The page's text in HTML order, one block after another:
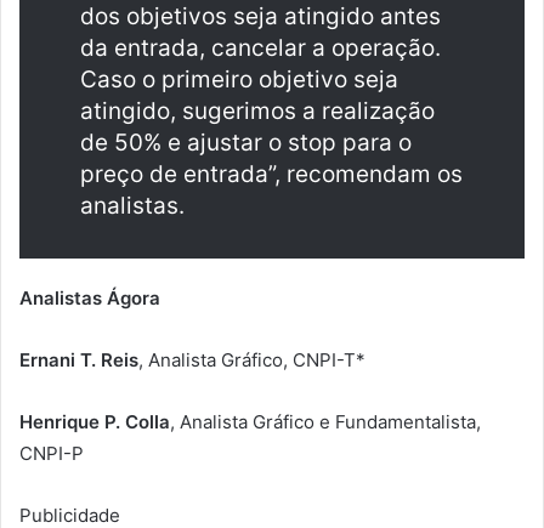
dos objetivos seja atingido antes
da entrada, cancelar a operação.
Caso o primeiro objetivo seja
atingido, sugerimos a realização
de 50% e ajustar o stop para o
preço de entrada”, recomendam os
analistas.
Analistas Ágora
Ernani T. Reis, Analista Gráfico, CNPI-T*
Henrique P. Colla, Analista Gráfico e Fundamentalista,
CNPI-P
Publicidade